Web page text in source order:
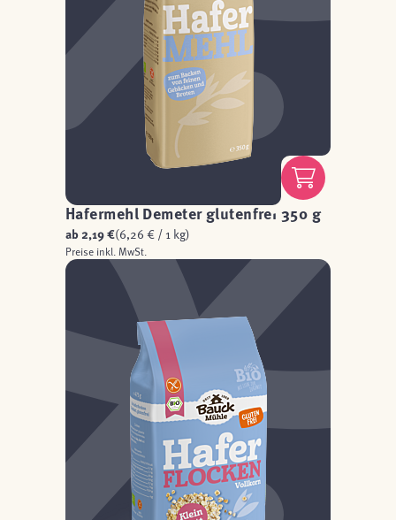
Hafermehl Demeter glutenfrei 350 g
ab 2,19 €(6,26 € / 1 kg)
Preise inkl. MwSt.